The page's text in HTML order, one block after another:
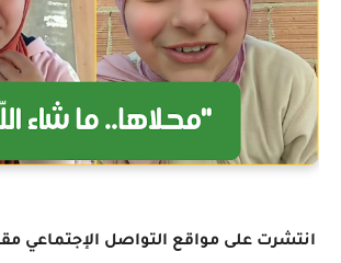
انتشرت على مواقع التواصل الإجتماعي